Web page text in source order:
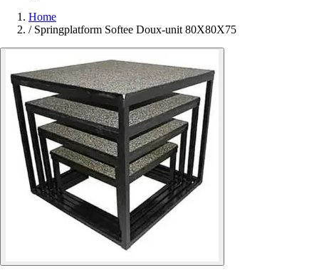
Home
/ Springplatform Softee Doux-unit 80X80X75